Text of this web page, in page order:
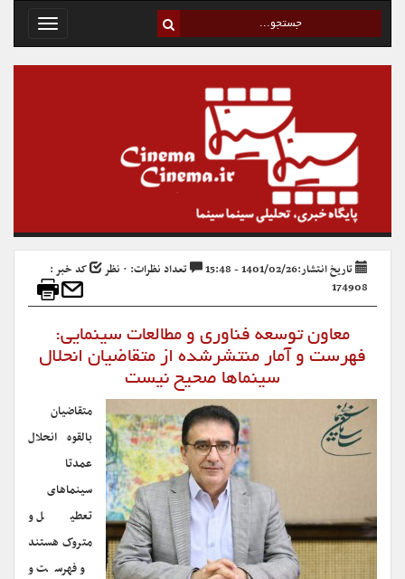
Toggle
تاریخ انتشار:1401/02/26 - 15:48 تعداد نظرات: ۰ نظر
کد خبر :
174908
معاون توسعه فناوری و مطالعات سینمایی:
فهرست و آمار منتشرشده از متقاضیان انحلال
سینماها صحیح نیست
متقاضیان
بالقوه انحلال
عمدتا
سینماهای
تعطیل و
متروک هستند
و فهرست و